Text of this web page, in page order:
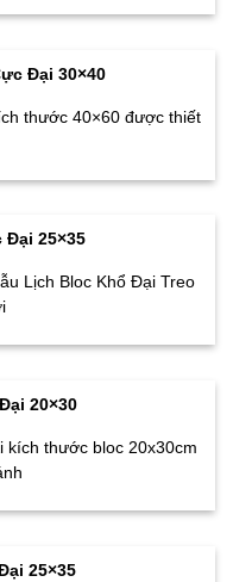
Đại 30×40
thước 40×60 được thiết
Đại 25×35
Lịch Bloc Khổ Đại Treo
20×30
kích thước bloc 20x30cm
25×35